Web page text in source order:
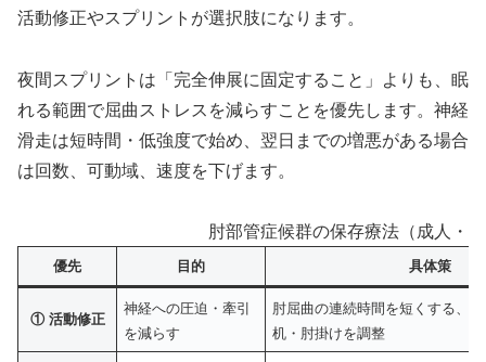
活動修正やスプリントが選択肢になります。
夜間スプリントは「完全伸展に固定すること」よりも、眠
れる範囲で屈曲ストレスを減らすことを優先します。神経
滑走は短時間・低強度で始め、翌日までの増悪がある場合
は回数、可動域、速度を下げます。
肘部管症候群の保存療法（成人・
優先 目的 具体策
① 活動修正
神経への圧迫・牽引
を減らす
肘屈曲の連続時間を短くする、
机・肘掛けを調整